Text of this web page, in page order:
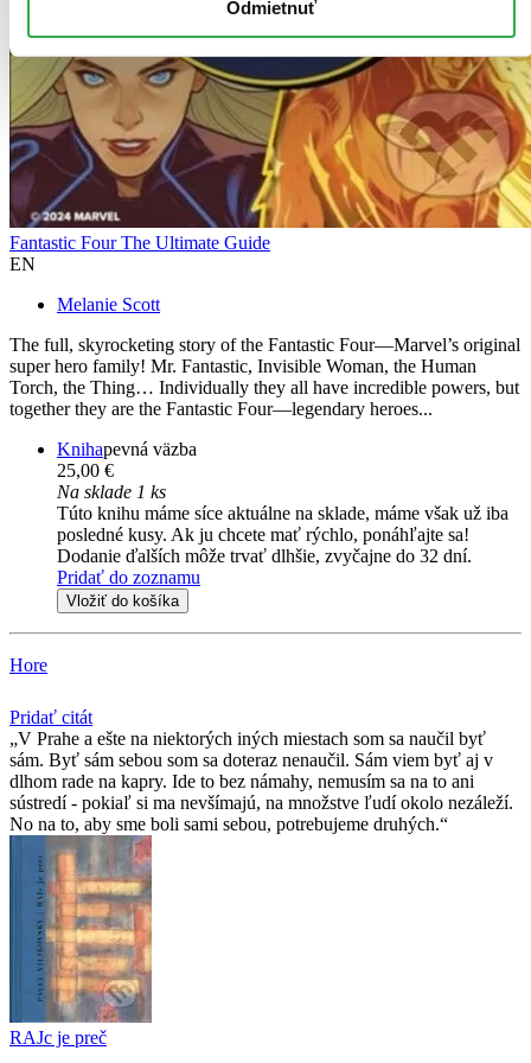
Odmietnuť
Fantastic Four The Ultimate Guide
EN
Melanie Scott
The full, skyrocketing story of the Fantastic Four―Marvel’s original
super hero family! Mr. Fantastic, Invisible Woman, the Human
Torch, the Thing… Individually they all have incredible powers, but
together they are the Fantastic Four―legendary heroes...
Knihapevná väzba
25,00 €
Na sklade 1 ks
Túto knihu máme síce aktuálne na sklade, máme však už iba
posledné kusy. Ak ju chcete mať rýchlo, ponáhľajte sa!
Dodanie ďalších môže trvať dlhšie, zvyčajne do 32 dní.
Pridať do zoznamu
Vložiť do košíka
Hore
Pridať citát
V Prahe a ešte na niektorých iných miestach som sa naučil byť
sám. Byť sám sebou som sa doteraz nenaučil. Sám viem byť aj v
dlhom rade na kapry. Ide to bez námahy, nemusím sa na to ani
sústredí - pokiaľ si ma nevšímajú, na množstve ľudí okolo nezáleží.
No na to, aby sme boli sami sebou, potrebujeme druhých.
RAJc je preč